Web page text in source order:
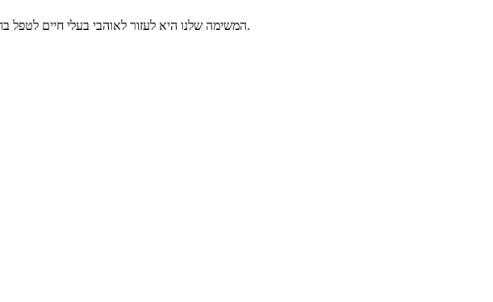
ב-DpatQueen, המשימה שלנו היא לעזור לאוהבי בעלי חיים לטפל בחיות המחמד שלהם עם המרכיבים הטבעיים והטעימים ביותר כדי לעזור להם לגדול וליהנות מהחיים במלואם.